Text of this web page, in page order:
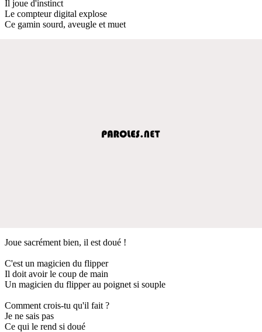
Il joue d'instinct
Le compteur digital explose
Ce gamin sourd, aveugle et muet
Joue sacrément bien, il est doué !
C'est un magicien du flipper
Il doit avoir le coup de main
Un magicien du flipper au poignet si souple
Comment crois-tu qu'il fait ?
Je ne sais pas
Ce qui le rend si doué